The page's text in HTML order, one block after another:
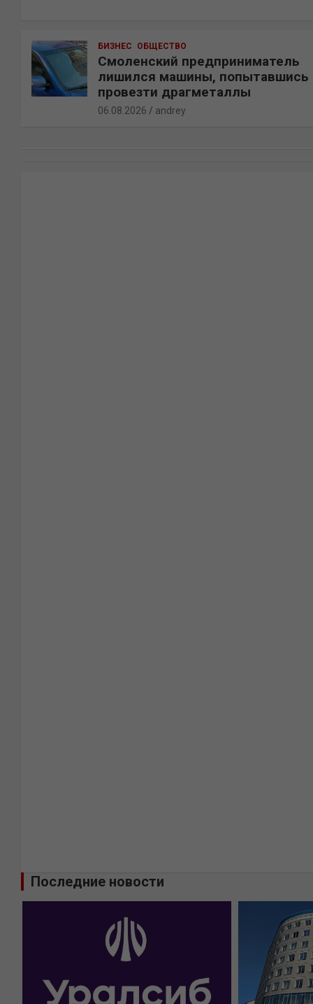
БИЗНЕС ОБЩЕСТВО
Смоленский предприниматель
лишился машины, попытавшись
провезти драгметаллы
06.08.2026 andrey
Последние новости